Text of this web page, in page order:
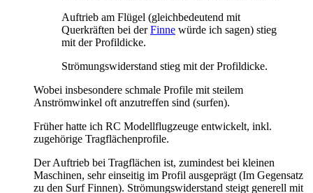
Auftrieb am Flügel (gleichbedeutend mit
Querkräften bei derFinne würde ich sagen) stieg
mit der Profildicke.
Strömungswiderstand stieg mit der Profildicke.
Wobei insbesondere schmale Profile mit steilem
Anströmwinkel oft anzutreffen sind (surfen).
Früher hatte ich RC Modellflugzeuge entwickelt, inkl.
zugehörige Tragflächenprofile.
Der Auftrieb bei Tragflächen ist, zumindest bei kleinen
Maschinen, sehr einseitig im Profil ausgeprägt (Im Gegensatz
zu den Surf Finnen). Strömungswiderstand steigt generell mit